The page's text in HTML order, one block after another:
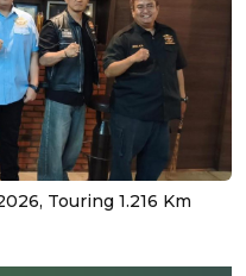
Touring 1.216 Km